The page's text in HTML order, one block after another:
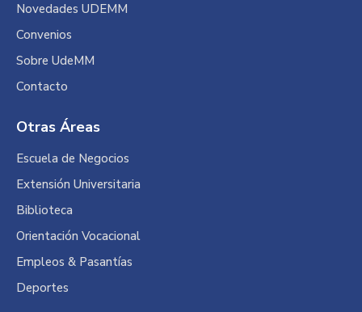
Novedades UDEMM
Convenios
Sobre UdeMM
Contacto
Otras Áreas
Escuela de Negocios
Extensión Universitaria
Biblioteca
Orientación Vocacional
Empleos & Pasantías
Deportes